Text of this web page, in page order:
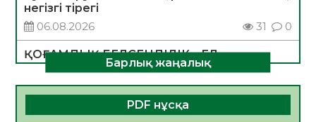
негізгі тірегі
06.08.2026
31 0
ҚОҒАМДЫҚ БЕЛСЕНДІЛІК – ЕЛ
ДАМУЫНЫҢ НЕГІЗІ
06.08.2026
30 0
ҚҰРЫЛТАЙ САЙЛАУЫ – БОЛАШАҚҚА
Барлық жаңалық
PDF нұсқа